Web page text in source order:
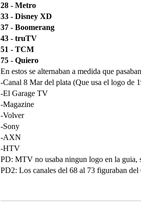
28 - Metro
33 - Disney XD
37 - Boomerang
43 - truTV
51 - TCM
75 - Quiero
En estos se alternaban a medida que
-Canal 8 Mar del plata (Que usa el logo de
-El Garage TV
-Magazine
-Volver
-Sony
-AXN
-HTV
PD: MTV no usaba ningun logo en la guia,
PD2: Los canales del 68 al 73 figuraban